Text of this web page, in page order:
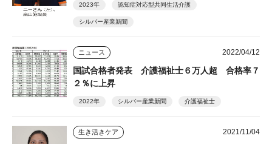
2023年 認知症対応型共同生活介護
シルバー産業新聞
ニュース 2022/04/12
国試合格者発表 介護福祉士６万人超 合格率７
２％に上昇
2022年 シルバー産業新聞 介護福祉士
生き活きケア 2021/11/04